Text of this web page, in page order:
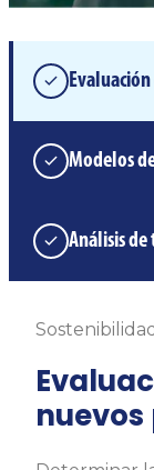
Modelos
Análisis de